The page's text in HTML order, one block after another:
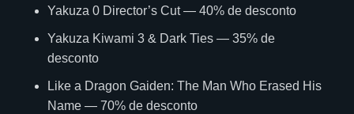
Yakuza 0 Director’s Cut — 40% de desconto
Yakuza Kiwami 3 & Dark Ties — 35% de
desconto
Like a Dragon Gaiden: The Man Who Erased His
Name — 70% de desconto